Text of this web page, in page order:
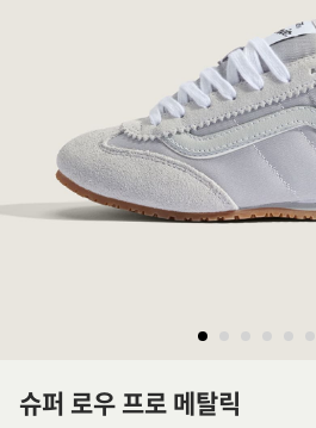
슈퍼 로우 프로 메탈릭